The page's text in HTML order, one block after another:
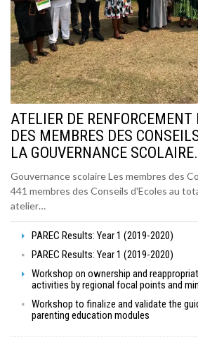
ATELIER DE
DES MEMBRES DES
LA GOUVERNANCE SCOLAIRE.
Gouvernance scolaire Les membres des
441 membres des Conseils d'Ecoles au
atelier…
PAREC Results: Year 1 (2019-2020)
PAREC Results: Year 1 (2019-2020)
Workshop on ownership and
activities by regional focal points and
Workshop to finalize and validate the
parenting education modules